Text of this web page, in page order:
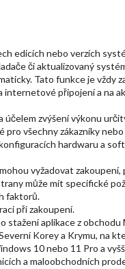
edicích nebo verzích
či aktualizovaný
Tato funkce je
připojení a na
účelem zvýšení výkonu
všechny zákazníky
hardwaru a
vyžadovat
může mít specifické
faktorů.
při zakoupení.
stažení aplikace z
Korey a Krymu, na
10 nebo 11 Pro a
a maloobchodních